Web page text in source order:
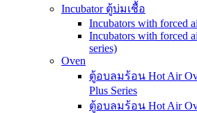
Incubator ตู้บ่มเชื้อ
Incubators with forced
Incubators with forced
series)
Oven
ตู้อบลมร้อน Hot Air
Plus Series
ตู้อบลมร้อน Hot Air